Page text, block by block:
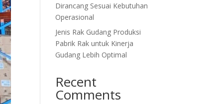
Dirancang Sesuai Kebutuhan
Operasional
Jenis Rak Gudang Produksi
Pabrik Rak untuk Kinerja
Gudang Lebih Optimal
Recent
Comments